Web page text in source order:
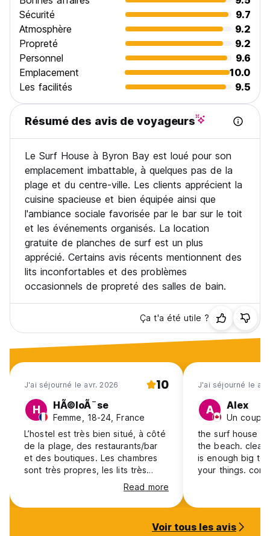
Sécurité
9.7
Atmosphère
9.2
Propreté
9.2
Personnel
9.6
Emplacement
10.0
Les facilités
9.5
Résumé des avis de voyageurs
Le Surf House à Byron Bay est loué pour son
emplacement imbattable, à quelques pas de la
plage et du centre-ville. Les clients apprécient la
cuisine spacieuse et bien équipée ainsi que
l'ambiance sociale favorisée par le bar sur le toit
et les événements organisés. La location
gratuite de planches de surf est un plus
apprécié. Certains avis récents mentionnent des
lits inconfortables et des problèmes
occasionnels de propreté des salles de bain.
Ça t'a été utile ?
J'ai séjourné le avr. 2026 10
H HÃ©loÃ¯se
Femme, 18-24, France
L’hostel est très bien situé, à côté
de la plage, des restaurants/bar
et des boutiques. Les chambres
sont très propres, les lits très
confortables et cuisine est super
bien équipée. Ils proposent de
nombreuses activités gratuite le
vraiment cet hostel, je m’y sentais
Read more
J'ai séjourné le
A Alex
Un
the surf house
the beach.
is enough big to
your things.
comfortable and
Voir tous les avis